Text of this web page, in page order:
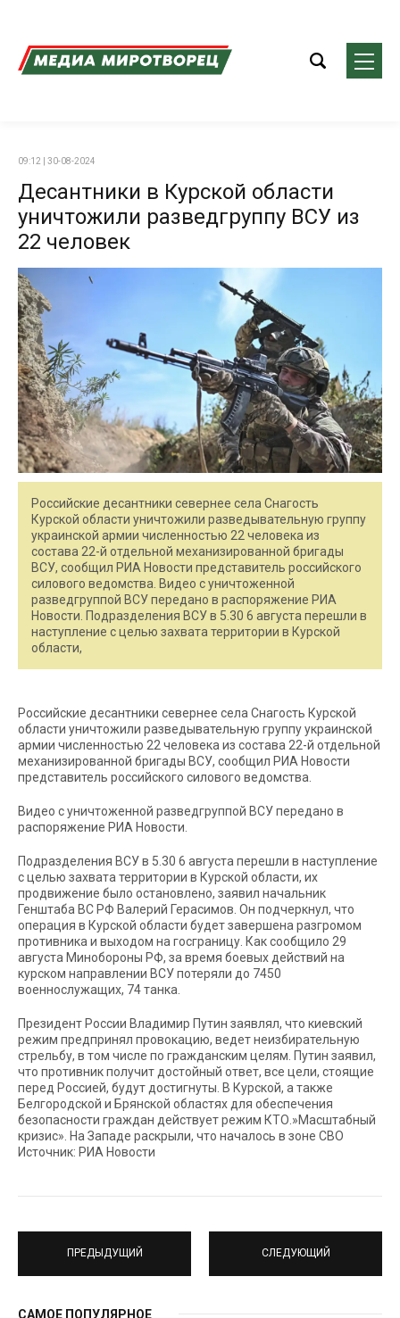
09:12 | 30-08-2024
Десантники в Курской области
уничтожили разведгруппу ВСУ из
22 человек
Российские десантники севернее села Снагость
Курской области уничтожили разведывательную группу
украинской армии численностью 22 человека из
состава 22-й отдельной механизированной бригады
ВСУ, сообщил РИА Новости представитель российского
силового ведомства. Видео с уничтоженной
разведгруппой ВСУ передано в распоряжение РИА
Новости. Подразделения ВСУ в 5.30 6 августа перешли в
наступление с целью захвата территории в Курской
области,
Российские десантники севернее села Снагость Курской
области уничтожили разведывательную группу украинской
армии численностью 22 человека из состава 22-й отдельной
механизированной бригады ВСУ, сообщил РИА Новости
представитель российского силового ведомства.
Видео с уничтоженной разведгруппой ВСУ передано в
распоряжение РИА Новости.
Подразделения ВСУ в 5.30 6 августа перешли в наступление
с целью захвата территории в Курской области, их
продвижение было остановлено, заявил начальник
Генштаба ВС РФ Валерий Герасимов. Он подчеркнул, что
операция в Курской области будет завершена разгромом
противника и выходом на госграницу. Как сообщило 29
августа Минобороны РФ, за время боевых действий на
курском направлении ВСУ потеряли до 7450
военнослужащих, 74 танка.
Президент России Владимир Путин заявлял, что киевский
режим предпринял провокацию, ведет неизбирательную
стрельбу, в том числе по гражданским целям. Путин заявил,
что противник получит достойный ответ, все цели, стоящие
перед Россией, будут достигнуты. В Курской, а также
Белгородской и Брянской областях для обеспечения
безопасности граждан действует режим КТО.»Масштабный
кризис». На Западе раскрыли, что началось в зоне СВО
Источник: РИА Новости
ПРЕДЫДУЩИЙ СЛЕДУЮЩИЙ
САМОЕ ПОПУЛЯРНОЕ